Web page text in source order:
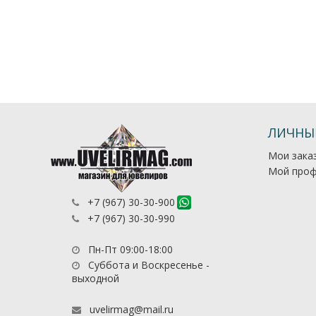
+7 (967) 30-30-900
+7 (967) 30-30-990
Пн-Пт 09:00-18:00
Суббота и Воскресенье -
выходной
uvelirmag@mail.ru
Мои
Мой